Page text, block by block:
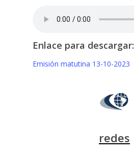
Enlace para descargar:
Emisión matutina 13-10-2023
redes